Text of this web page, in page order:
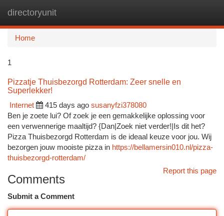
directoryunit
Home
1
Pizzatje Thuisbezorgd Rotterdam: Zeer snelle en
Superlekker!
Internet
415 days ago susanyfzi378080
Ben je zoete lui? Of zoek je een gemakkelijke oplossing voor
een verwennerige maaltijd? {Dan|Zoek niet verder!|Is dit het?
Pizza Thuisbezorgd Rotterdam is de ideaal keuze voor jou. Wij
bezorgen jouw mooiste pizza in https://bellamersin010.nl/pizza-
thuisbezorgd-rotterdam/
Report this page
Comments
Submit a Comment